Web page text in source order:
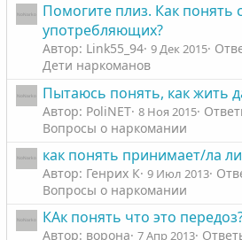
Помогите плиз. Как понять
употребляющих?
Автор: Link55_94 9 Дек 2015
Дети наркоманов
Пытаюсь понять, как жить
Автор: PoliNET 8 Ноя 2015
Вопросы о наркомании
как понять принимает/ла
Автор: Генрих К 9 Июл 2013
Вопросы о наркомании
КАк понять что это
Автор: ворона 7 Апр 2013